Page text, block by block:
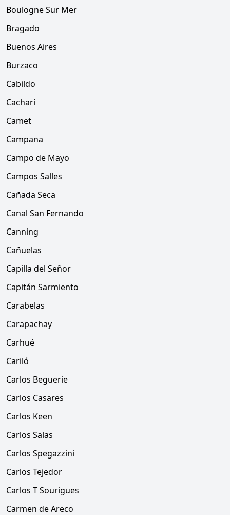
Boulogne Sur Mer
Bragado
Buenos Aires
Burzaco
Cabildo
Cacharí
Camet
Campana
Campo de Mayo
Campos Salles
Cañada Seca
Canal San Fernando
Canning
Cañuelas
Capilla del Señor
Capitán Sarmiento
Carabelas
Carapachay
Carhué
Cariló
Carlos Beguerie
Carlos Casares
Carlos Keen
Carlos Salas
Carlos Spegazzini
Carlos Tejedor
Carlos T Sourigues
Carmen de Areco